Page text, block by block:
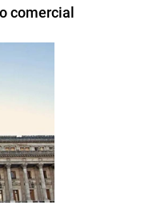
comercial